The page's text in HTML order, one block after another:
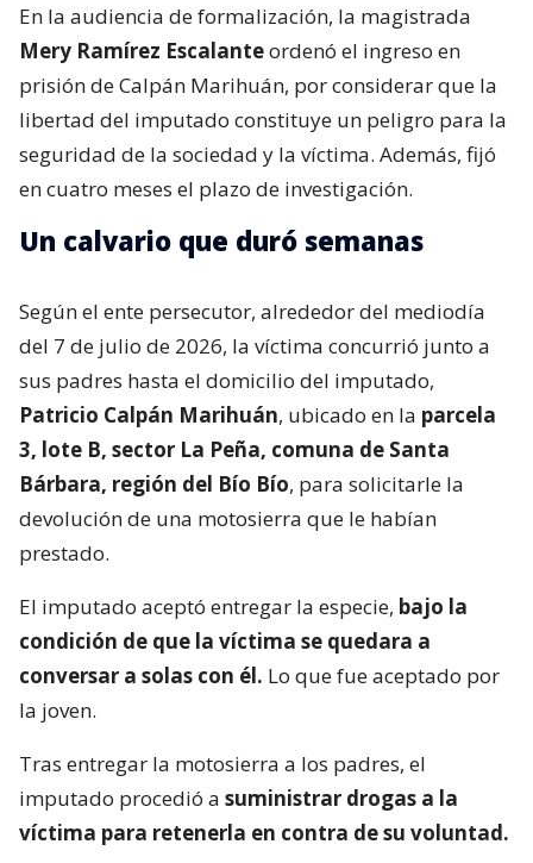
En la audiencia de formalización, la magistrada
Mery Ramírez Escalanteordenó el ingreso en
prisión de Calpán Marihuán, por considerar que la
libertad del imputado constituye un peligro para la
seguridad de la sociedad y la víctima. Además, fijó
en cuatro meses el plazo de investigación.
Un calvario que duró semanas
Según el ente persecutor, alrededor del mediodía
del 7 de julio de 2026, la víctima concurrió junto a
sus padres hasta el domicilio del imputado,
Patricio Calpán Marihuán, ubicado en la parcela
3, lote B, sector La Peña, comuna de Santa
Bárbara, región del Bío Bío, para solicitarle la
devolución de una motosierra que le habían
prestado.
El imputado aceptó entregar la especie, bajo la
condición de que la víctima se quedara a
conversar a solas con él. Lo que fue aceptado por
la joven.
Tras entregar la motosierra a los padres, el
imputado procedió a suministrar drogas a la
víctima para retenerla en contra de su voluntad.